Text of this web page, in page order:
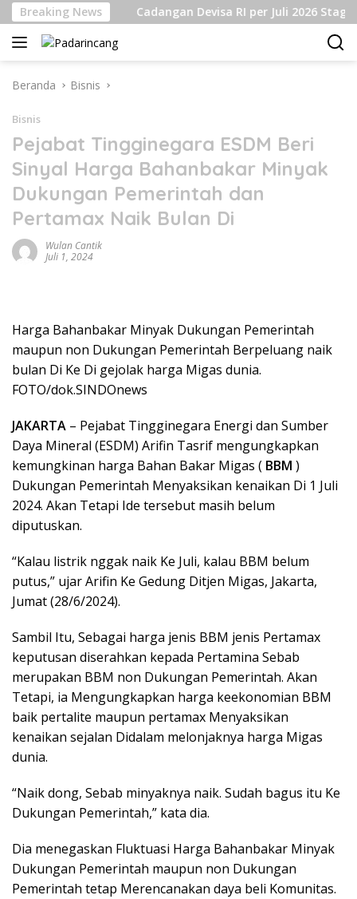
Langsung
ke
konten
Breaking NewsCadangan Devisa RI per Juli 2026 Stagnan Hingga
Beranda Bisnis
Bisnis
Pejabat Tingginegara ESDM Beri
Sinyal Harga Bahanbakar Minyak
Dukungan Pemerintah dan
Pertamax Naik Bulan Di
Wulan Cantik
Juli 1, 2024
Harga Bahanbakar Minyak Dukungan Pemerintah
maupun non Dukungan Pemerintah Berpeluang naik
bulan Di Ke Di gejolak harga Migas dunia.
FOTO/dok.SINDOnews
JAKARTA – Pejabat Tingginegara Energi dan Sumber
Daya Mineral (ESDM) Arifin Tasrif mengungkapkan
kemungkinan harga Bahan Bakar Migas ( BBM )
Dukungan Pemerintah Menyaksikan kenaikan Di 1 Juli
2024. Akan Tetapi Ide tersebut masih belum
diputuskan.
“Kalau listrik nggak naik Ke Juli, kalau BBM belum
putus,” ujar Arifin Ke Gedung Ditjen Migas, Jakarta,
Jumat (28/6/2024).
Sambil Itu, Sebagai harga jenis BBM jenis Pertamax
keputusan diserahkan kepada Pertamina Sebab
merupakan BBM non Dukungan Pemerintah. Akan
Tetapi, ia Mengungkapkan harga keekonomian BBM
baik pertalite maupun pertamax Menyaksikan
kenaikan sejalan Didalam melonjaknya harga Migas
dunia.
“Naik dong, Sebab minyaknya naik. Sudah bagus itu Ke
Dukungan Pemerintah,” kata dia.
Dia menegaskan Fluktuasi Harga Bahanbakar Minyak
Dukungan Pemerintah maupun non Dukungan
Pemerintah tetap Merencanakan daya beli Komunitas.